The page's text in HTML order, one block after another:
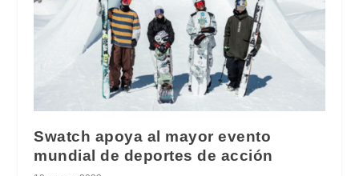
Swatch apoya al mayor evento
mundial de deportes de acción